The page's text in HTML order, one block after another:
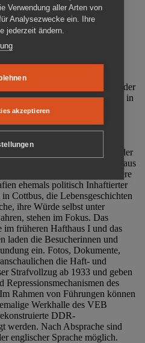
Cottbus ist ein Ort
nah und
DDR gründeten im Oktober
Cottbus e. V. (MRZ), der
Gefängnisses (1860-2002) in
Gedenkstätte Zuchthaus
der Gedenkstätte steht die
Unrecht während der
und der SED-Diktatur.
und Sonderausstellungen in der
Beispiele politischen Unrechts aus
20. Jahrhunderts. Eine besondere
ehemals politisch Inhaftierter
Cottbus, die Lebensgeschichten
ihre Würde selbst unter
stehen im Fokus. Das
im früheren Hafthaus I und das
laden die Besucherinnen und
ein. Fotos, Dokumente,
die Haft- und
Strafvollzug ab 1933 und geben
des
Rahmen von Führungen können
Werkhalle des VEB
DDR-
werden. Nach Absprache sind
englischer Sprache möglich.
Verwendung aller Arten von
Analysezwecke ein. Ihre
jederzeit ändern.
akzeptieren